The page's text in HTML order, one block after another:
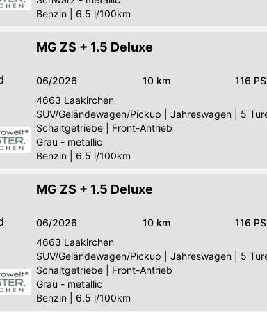
Benzin
6.5 l/100km
MG ZS + 1.5 Deluxe
06/2026 10 km 116
4663 Laakirchen
SUV/Geländewagen/Pickup
Jahreswagen
5
Schaltgetriebe
Front-Antrieb
Grau - metallic
Benzin
6.5 l/100km
MG ZS + 1.5 Deluxe
06/2026 10 km 116
4663 Laakirchen
SUV/Geländewagen/Pickup
Jahreswagen
5
Schaltgetriebe
Front-Antrieb
Grau - metallic
Benzin
6.5 l/100km